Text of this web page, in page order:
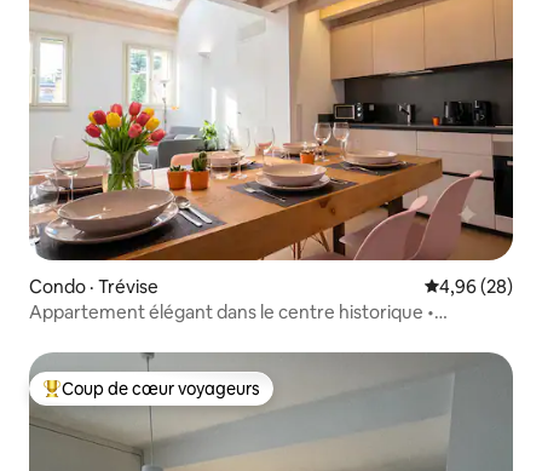
Condo · Trévise Note
4,96 (28)
Appartement élégant dans le centre historique •
Coup de cœur voyageurs parmi les plus aimés
Coup de cœur voyageurs